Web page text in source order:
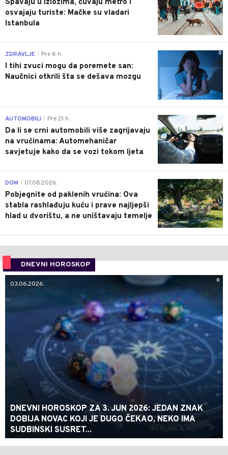
Spavaju u izlozima, čuvaju metro i
osvajaju turiste: Mačke su vladari
Istanbula
0
ZDRAVLJE Pre 8 h
I tihi zvuci mogu da poremete san:
Naučnici otkrili šta se dešava mozgu
0
AUTOMOBILI Pre 21 h
Da li se crni automobili više zagrijavaju
na vrućinama: Automehaničar
savjetuje kako da se vozi tokom ljeta
0
DOM 07.08.2026.
Pobjegnite od paklenih vrućina: Ova
stabla rashlađuju kuću i prave najljepši
hlad u dvorištu, a ne uništavaju temelje
DNEVNI HOROSKOP
0
03.06.2026.
DNEVNI HOROSKOP ZA 3. JUN 2026: JEDAN ZNAK
DOBIJA NOVAC KOJI JE DUGO ČEKAO, NEKO IMA
SUDBINSKI SUSRET...